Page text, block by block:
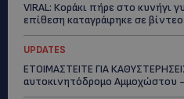
VIRAL: Κοράκι πήρε στο κυνήγι
επίθεση καταγράφηκε σε βίντεο
UPDATES
ΕΤΟΙΜΑΣΤΕΙΤΕ ΓΙΑ
αυτοκινητόδρομο Αμμοχώστου